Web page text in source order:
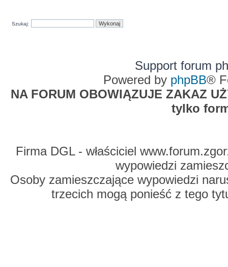
Szukaj:
Support forum
Powered by phpBB®
NA FORUM OBOWIĄZUJE ZAKAZ
tylko
Firma DGL - właściciel
wypowiedzi
Osoby zamieszczające wypowiedzi
trzecich mogą ponieść z tego